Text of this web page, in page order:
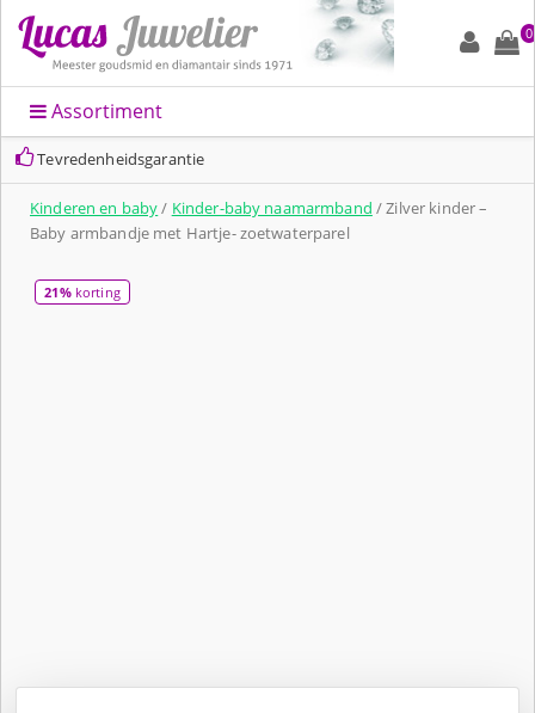
0
Assortiment
Tevredenheidsgarantie
Kinderen en baby/ Kinder-baby naamarmband / Zilver kinder –
Baby armbandje met Hartje- zoetwaterparel
21%korting